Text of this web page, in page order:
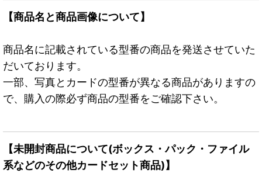
【商品名と商品画像について】
商品名に記載されている型番の商品を発送させていた
だいております。
一部、写真とカードの型番が異なる商品がありますの
で、購入の際必ず商品の型番をご確認下さい。
【未開封商品について(ボックス・パック・ファイル
系などのその他カードセット商品)】